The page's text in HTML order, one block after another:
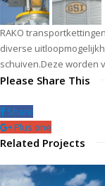
RAKO
diverse
schuiven.Deze worden
Please Share This
Share
Plus one
Related Projects